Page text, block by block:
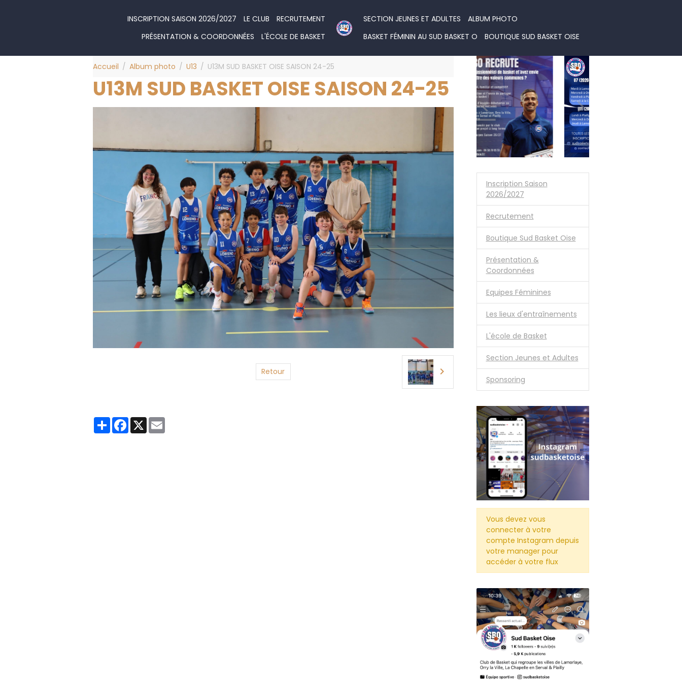
INSCRIPTION SAISON 2026/2027 LE CLUB
RECRUTEMENT
PRÉSENTATION & COORDONNÉES
L'ÉCOLE DE BASKET
SECTION JEUNES ET ADULTES
ALBUM PHOTO
BASKET FÉMININ AU SUD BASKET O
BOUTIQUE SUD BASKET OISE
Accueil Album photo U13 U13M SUD BASKET OISE SAISON 24-25
U13M SUD BASKET OISE SAISON 24-25
Retour
PartagerFacebook
X
Inscription Saison
2026/2027
Recrutement
Boutique Sud Basket Oise
Présentation &
Coordonnées
Equipes Féminines
Les lieux d'entraînements
L'école de Basket
Section Jeunes et Adultes
Sponsoring
Vous devez vous
connecter à votre
compte Instagram depuis
votre manager pour
accéder à votre flux